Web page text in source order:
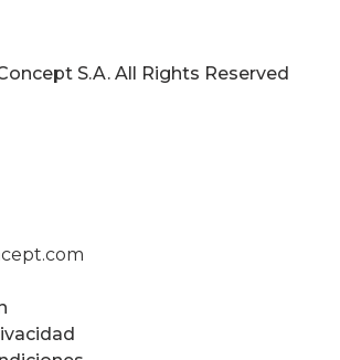
S.A. All Rights Reserved